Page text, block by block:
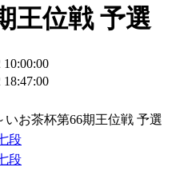
王位戦 予選
10:00:00
18:47:00
いお茶杯第66期王位戦 予選
段
段